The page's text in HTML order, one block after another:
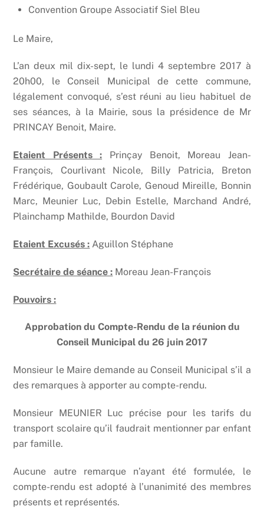
Convention Groupe Associatif Siel Bleu
Le Maire,
L’an deux mil dix-sept, le lundi 4 septembre 2017 à
20h00, le Conseil Municipal de cette commune,
légalement convoqué, s’est réuni au lieu habituel de
ses séances, à la Mairie, sous la présidence de Mr
PRINCAY Benoit, Maire.
Etaient Présents : Prinçay Benoit, Moreau Jean-
François, Courlivant Nicole, Billy Patricia, Breton
Frédérique, Goubault Carole, Genoud Mireille, Bonnin
Marc, Meunier Luc, Debin Estelle, Marchand André,
Plainchamp Mathilde, Bourdon David
Etaient Excusés : Aguillon Stéphane
Secrétaire de séance : Moreau Jean-François
Pouvoirs :
Approbation du Compte-Rendu de la réunion du
Conseil Municipal du 26 juin 2017
Monsieur le Maire demande au Conseil Municipal s’il a
des remarques à apporter au compte-rendu.
Monsieur MEUNIER Luc précise pour les tarifs du
transport scolaire qu’il faudrait mentionner par enfant
par famille.
Aucune autre remarque n’ayant été formulée, le
compte-rendu est adopté à l’unanimité des membres
présents et représentés.